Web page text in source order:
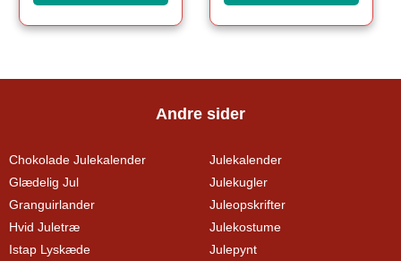
Andre sider
Chokolade Julekalender
Glædelig Jul
Granguirlander
Hvid Juletræ
Istap Lyskæde
Julekalender
Julekugler
Juleopskrifter
Julekostume
Julepynt